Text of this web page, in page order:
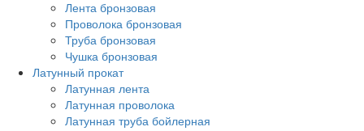
Лента бронзовая
Проволока бронзовая
Труба бронзовая
Чушка бронзовая
Латунный прокат
Латунная лента
Латунная проволока
Латунная труба бойлерная